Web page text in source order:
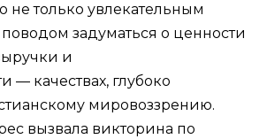
не только увлекательным
задуматься о ценности
и
— качествах, глубоко
мировоззрению.
вызвала викторина по